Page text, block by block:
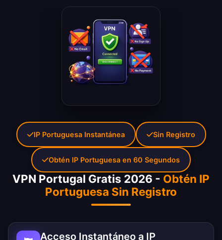
VPN Portugal Gratis 2026 - Obtén IP
Portuguesa Sin Registro
Acceso Instantáneo a IP
IP Portuguesa Instantánea Sin Registro
Obtén IP Portuguesa en 60 Segundos